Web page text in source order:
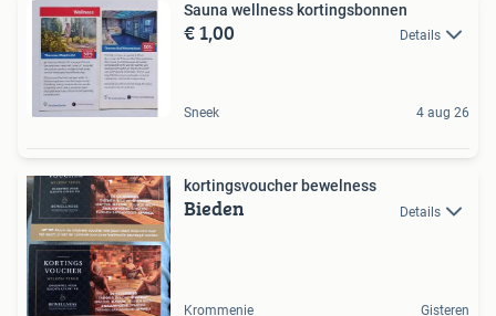
Sauna wellness kortingsbonnen
€ 1,00 Details
Sneek 4 aug 26
kortingsvoucher bewelness
Bieden Details
Krommenie Gisteren